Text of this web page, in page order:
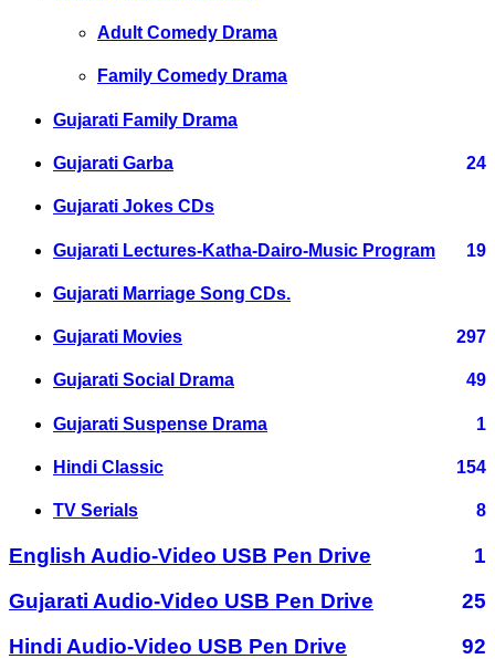
Adult Comedy Drama
Family Comedy Drama
Gujarati Family Drama
Gujarati Garba 24
Gujarati Jokes CDs
Gujarati Lectures-Katha-Dairo-Music Program 19
Gujarati Marriage Song CDs.
Gujarati Movies 297
Gujarati Social Drama 49
Gujarati Suspense Drama 1
Hindi Classic 154
TV Serials 8
English Audio-Video USB Pen Drive
1
Gujarati Audio-Video USB Pen Drive
25
Hindi Audio-Video USB Pen Drive
92